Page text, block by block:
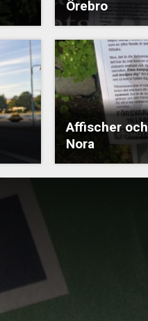
Örebro
Affischer
Nora